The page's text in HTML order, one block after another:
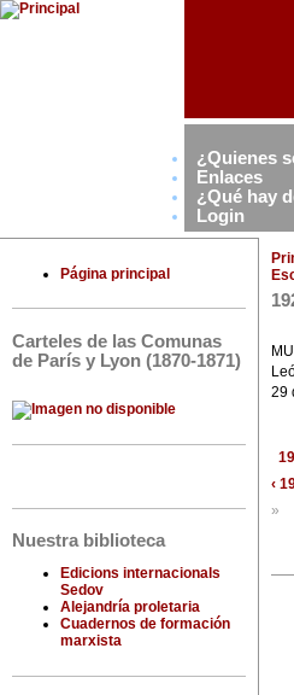
¿Quienes
Enlaces
¿Qué hay
Login
Página principal
Carteles de las Comunas
de París y Lyon (1870-1871)
Nuestra biblioteca
Edicions internacionals
Sedov
Alejandría proletaria
Cuadernos de formación
marxista
29
‹
»